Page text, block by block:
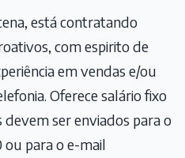
está contratando
com espirito de
em vendas e/ou
Oferece salário fixo
ser enviados para o
ou para o e-mail